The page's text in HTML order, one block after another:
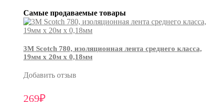
Самые продаваемые товары
3М Scotch 780, изоляционная лента среднего класса,
19мм х 20м х 0,18мм
Добавить отзыв
269₽